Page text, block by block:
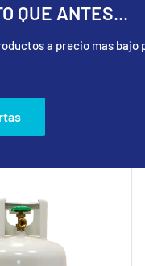
QUE ANTES...
a precio mas bajo